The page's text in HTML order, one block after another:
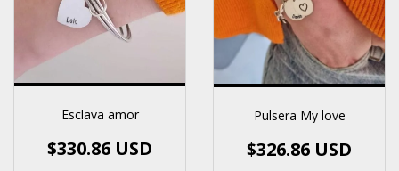
Esclava amor
$330.86 USD
Pulsera My love
$326.86 USD